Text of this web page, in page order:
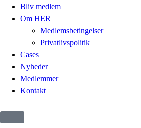
Bliv medlem
Om HER
Medlemsbetingelser
Privatlivspolitik
Cases
Nyheder
Medlemmer
Kontakt